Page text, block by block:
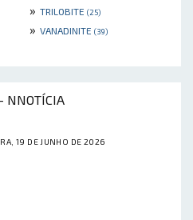
» TRILOBITE (25)
» VANADINITE (39)
NNOTÍCIA
19 DE JUNHO DE 2026